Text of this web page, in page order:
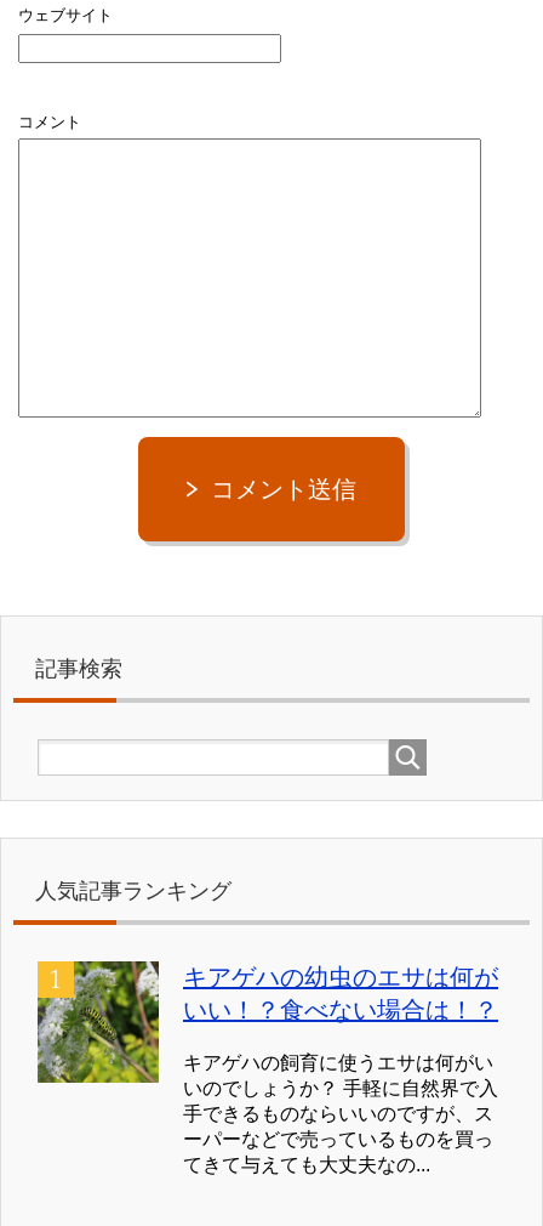
ウェブサイト
コメント
コメント送信
記事検索
人気記事ランキング
キアゲハの幼虫のエサは何が
いい！？食べない場合は！？
キアゲハの飼育に使うエサは何がい
いのでしょうか？ 手軽に自然界で入
手できるものならいいのですが、ス
ーパーなどで売っているものを買っ
てきて与えても大丈夫なの...